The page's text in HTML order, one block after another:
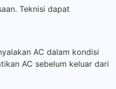
Teknisi dapat
AC dalam kondisi
AC sebelum keluar dari